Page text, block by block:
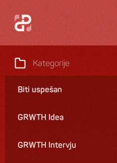
O meni
Nastupi
Knjige
Ponuda
Kategorije
Biti uspešan
GRWTH Idea
GRWTH Intervju